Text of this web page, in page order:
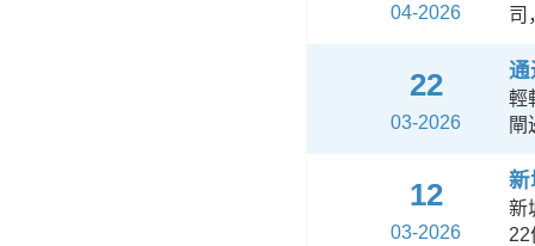
04-2026
司
22
03-2026
通
輕
閘
12
03-2026
新
新
22